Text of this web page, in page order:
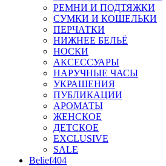
РЕМНИ И ПОДТЯЖКИ
СУМКИ И КОШЕЛЬКИ
ПЕРЧАТКИ
НИЖНЕЕ БЕЛЬЁ
НОСКИ
АКСЕССУАРЫ
НАРУЧНЫЕ ЧАСЫ
УКРАШЕНИЯ
ПУБЛИКАЦИИ
АРОМАТЫ
ЖЕНСКОЕ
ДЕТСКОЕ
EXCLUSIVE
SALE
Belief404